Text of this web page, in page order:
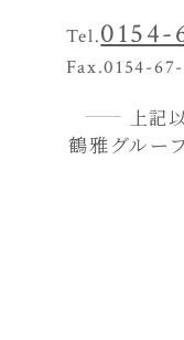
Tel.
Fax.0154-
上記
鶴雅グルー